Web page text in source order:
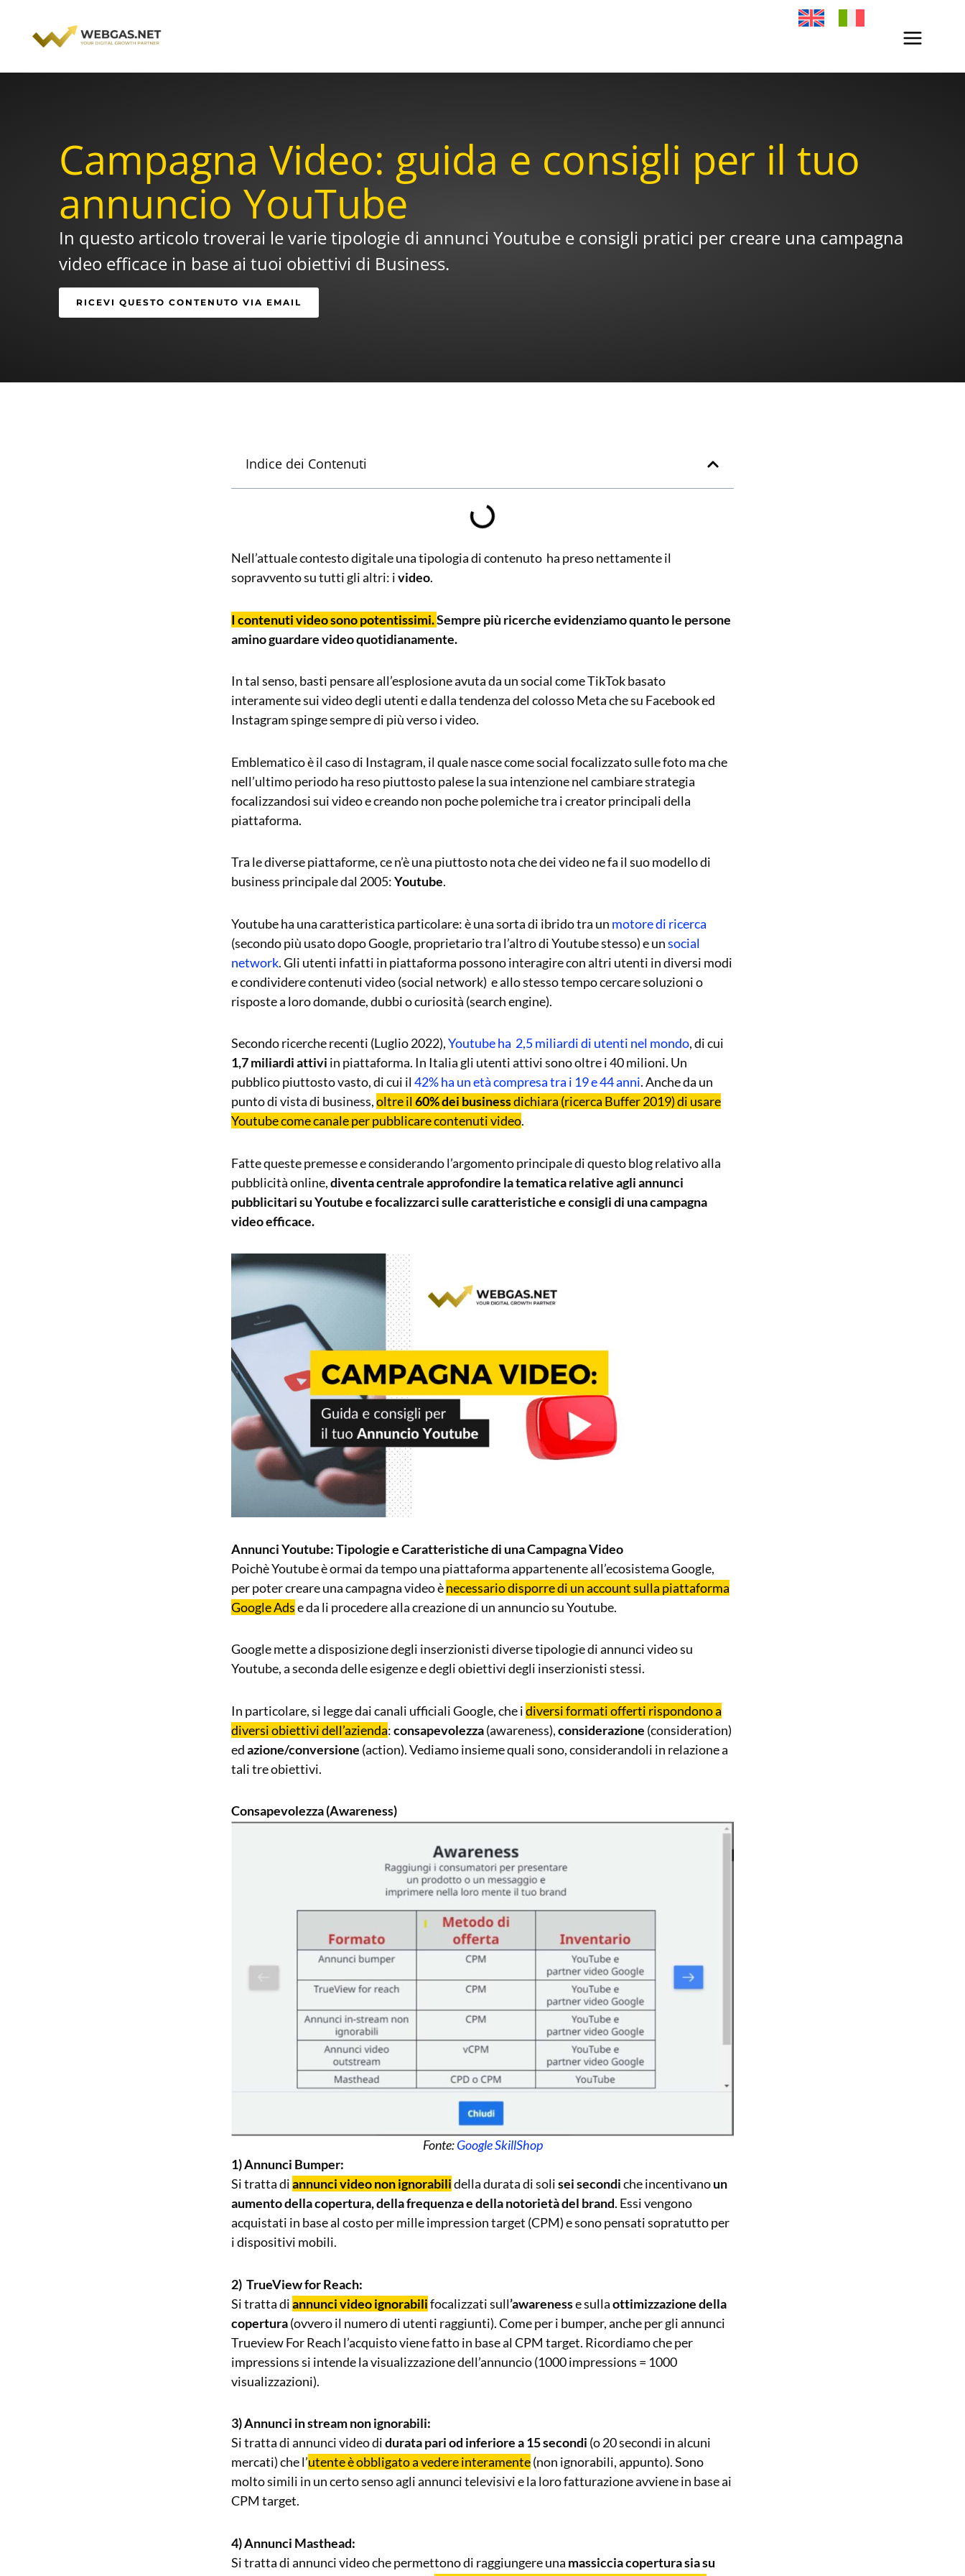
contenuto
Campagna Video: guida e consigli per il tuo
annuncio YouTube
In questo articolo troverai le varie tipologie di annunci Youtube e consigli pratici per creare una campagna
video efficace in base ai tuoi obiettivi di Business.
RICEVI QUESTO CONTENUTO VIA EMAIL
Indice dei Contenuti
Nell’attuale contesto digitale una tipologia di contenuto ha preso nettamente il
sopravvento su tutti gli altri: ivideo.
I contenuti video sono potentissimi.Sempre più ricerche evidenziamo quanto le persone
amino guardare video quotidianamente.
In tal senso, basti pensare all’esplosione avuta da un social come TikTok basato
interamente sui video degli utenti e dalla tendenza del colosso Meta che su Facebook ed
Instagram spinge sempre di più verso i video.
Emblematico è il caso di Instagram, il quale nasce come social focalizzato sulle foto ma che
nell’ultimo periodo ha reso piuttosto palese la sua intenzione nel cambiare strategia
focalizzandosi sui video e creando non poche polemiche tra i creator principali della
piattaforma.
Tra le diverse piattaforme, ce n’è una piuttosto nota che dei video ne fa il suo modello di
business principale dal 2005:Youtube.
Youtube ha una caratteristica particolare: è una sorta di ibrido tra un motore di ricerca
(secondo più usato dopo Google, proprietario tra l’altro di Youtube stesso) e unsocial
network. Gli utenti infatti in piattaforma possono interagire con altri utenti in diversi modi
e condividere contenuti video (social network) e allo stesso tempo cercare soluzioni o
risposte a loro domande, dubbi o curiosità (search engine).
Secondo ricerche recenti (Luglio 2022),Youtube ha 2,5 miliardi di utenti nel mondo, di cui
1,7 miliardi attivi in piattaforma. In Italia gli utenti attivi sono oltre i 40 milioni. Un
pubblico piuttosto vasto, di cui il 42% ha un età compresa tra i 19 e 44 anni. Anche da un
punto di vista di business,oltre il60% dei businessdichiara (ricerca Buffer 2019) di usare
Youtube come canale per pubblicare contenuti video.
Fatte queste premesse e considerando l’argomento principale di questo blog relativo alla
pubblicità online,diventa centrale approfondire la tematica relative agli annunci
pubblicitari su Youtube e focalizzarci sulle caratteristiche e consigli di una campagna
video efficace.
Annunci Youtube: Tipologie e Caratteristiche di una Campagna Video
Poichè Youtube è ormai da tempo una piattaforma appartenente all’ecosistema Google,
per poter creare una campagna video ènecessario disporre di un account sulla piattaforma
Google Adse da li procedere alla creazione di un annuncio su Youtube.
Google mette a disposizione degli inserzionisti diverse tipologie di annunci video su
Youtube, a seconda delle esigenze e degli obiettivi degli inserzionisti stessi.
In particolare, si legge dai canali ufficiali Google, che idiversi formati offerti rispondono a
diversi obiettivi dell’azienda:consapevolezza(awareness),considerazione (consideration)
edazione/conversione (action). Vediamo insieme quali sono, considerandoli in relazione a
tali tre obiettivi.
Consapevolezza (Awareness)
Fonte:Google SkillShop
1) Annunci Bumper:
Si tratta diannunci video non ignorabilidella durata di solisei secondiche incentivanoun
aumento della copertura, della frequenza e della notorietà del brand. Essi vengono
acquistati in base al costo per mille impression target (CPM) e sono pensati sopratutto per
i dispositivi mobili.
2) TrueView for Reach:
Si tratta diannunci video ignorabilifocalizzati sull’awarenesse sullaottimizzazione della
copertura(ovvero il numero di utenti raggiunti). Come per i bumper, anche per gli annunci
Trueview For Reach l’acquisto viene fatto in base al CPM target. Ricordiamo che per
impressions si intende la visualizzazione dell’annuncio (1000 impressions = 1000
visualizzazioni).
3)Annunci in stream non ignorabili:
Si tratta di annunci video didurata pari od inferiore a 15 secondi (o 20 secondi in alcuni
mercati) che l’utente è obbligato a vedere interamente(non ignorabili, appunto). Sono
molto simili in un certo senso agli annunci televisivi e la loro fatturazione avviene in base ai
CPM target.
4) Annunci Masthead:
Si tratta di annunci video che permettono di raggiungere una massiccia copertura sia su